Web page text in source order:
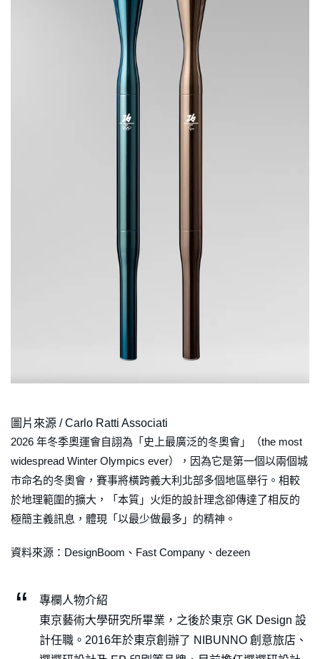
圖片來源 / Carlo Ratti Associati
2026 年冬季奧運會自詡為「史上最廣泛的冬奧會」（the most
widespread Winter Olympics ever），因為它是第一個以兩個城
市命名的冬奧會，賽事將橫跨義大利北部多個地區舉行。相較
於地理範圍的擴大，「本質」火炬的設計理念卻傳達了相反的
極簡主義訊息，體現「以最少做最多」的精神。
資料來源：DesignBoom、Fast Company、dezeen
專欄人物介紹
東京藝術大學研究所畢業，之後於東京 GK Design 設
計任職。2016年於東京創辦了 NIBUNNO 創意旅店、